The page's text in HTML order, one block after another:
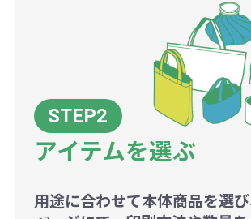
アイテムを選ぶ
用途に合わせて本体商品を選